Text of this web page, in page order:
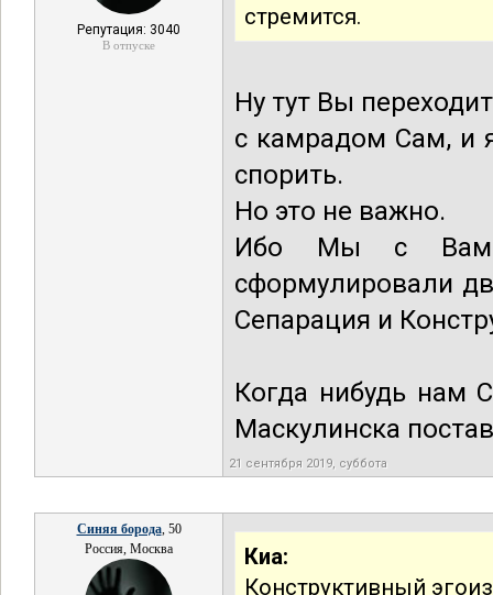
Репутация: 3040
В отпуске
стремится.
Ну тут Вы
с камрадом Сам, и
спорить.
Но это не важно.
Ибо Мы с
сформулировали
Сепарация и
Когда нибудь нам
Маскулинска
21 сентября 2019, суббота
Синяя борода, 50
Россия, Москва
Киа:
Конструктивный